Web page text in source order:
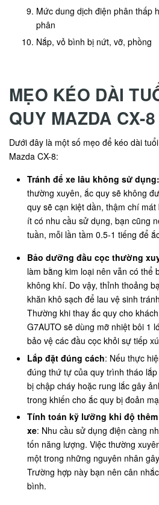
Mức dung dịch điện phân thấp
phân
Nắp, vỏ bình bị nứt, vỡ, phồng
MẸO KÉO DÀI
QUY MAZDA CX-8
Dưới đây là một số mẹo để kéo dài
Mazda CX-8:
Tránh để xe lâu không sử dụng:
thường xuyên, ắc quy sẽ không
quy sẽ cạn kiệt dần, thậm chí
ít có nhu cầu sử dụng, bạn cũng
tuần, mỗi lần tầm 0.5-1 tiếng để
Bảo dưỡng đầu cọc thường
làm bằng kim loại nên vẫn có thể
không khí. Do vậy, thỉnh thoảng
khăn khô sạch để lau vệ sinh
Thường khi thay ắc quy cho
G7AUTO sẽ dùng mỡ nhiệt bôi 1
bảo vệ các đầu cọc khỏi sự tiếp
Lắp đặt đúng cách: Nếu thực
đúng thứ tự của quy trình tháo
bị chập cháy hoặc rung lắc gây
trong khiến cho ắc quy bị đoản
Tính toán kỹ lưỡng khi độ
xe: Nhu cầu sử dụng điện càng
tốn năng lượng. Việc thường
một trong những nguyên nhân
Trường hợp này bạn nên cân
bình.